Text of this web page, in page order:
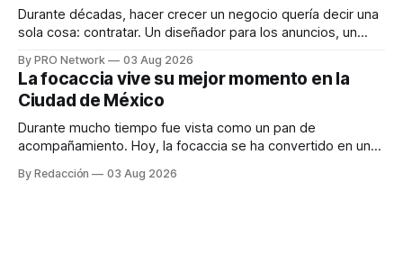
Durante décadas, hacer crecer un negocio quería decir una
sola cosa: contratar. Un diseñador para los anuncios, un
para los textos, alguien que supiera de publicidad digital
para encontrar prospectos, un vendedor para atender
llamadas y mensajes, y —con suerte— una persona
By PRO Network 03 Aug 2026
La focaccia vive su mejor momento en la
Ciudad de México
Durante mucho tiempo fue vista como un pan de
acompañamiento. Hoy, la focaccia se ha convertido en uno
artesanal, ingredientes de calidad y experiencias que
By Redacción 03 Aug 2026